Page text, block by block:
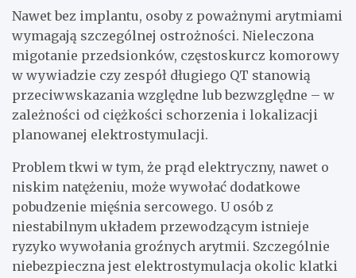
Nawet bez implantu, osoby z poważnymi arytmiami
wymagają szczególnej ostrożności. Nieleczona
migotanie przedsionków, częstoskurcz komorowy
w wywiadzie czy zespół długiego QT stanowią
przeciwwskazania względne lub bezwzględne – w
zależności od ciężkości schorzenia i lokalizacji
planowanej elektrostymulacji.
Problem tkwi w tym, że prąd elektryczny, nawet o
niskim natężeniu, może wywołać dodatkowe
pobudzenie mięśnia sercowego. U osób z
niestabilnym układem przewodzącym istnieje
ryzyko wywołania groźnych arytmii. Szczególnie
niebezpieczna jest elektrostymulacja okolic klatki